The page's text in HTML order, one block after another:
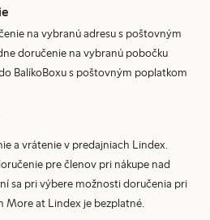
na vybranú adresu s poštovným
doručenie na vybranú pobočku
BalíkoBoxu s poštovným poplatkom
a vrátenie v predajniach Lindex.
pre členov pri nákupe nad
sa pri výbere možnosti doručenia pri
More at Lindex je bezplatné.